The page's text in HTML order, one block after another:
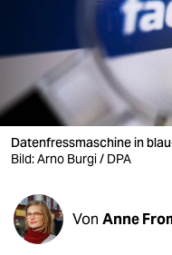
wahrheit
verlag
verlag
veranstaltungen
shop
Datenfressmaschine in
Bild: Arno Burgi / DPA
Von Anne